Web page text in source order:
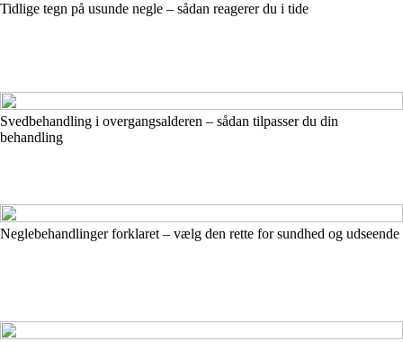
Tidlige tegn på usunde negle – sådan reagerer du i tide
Svedbehandling i overgangsalderen – sådan tilpasser du din
behandling
Neglebehandlinger forklaret – vælg den rette for sundhed og udseende